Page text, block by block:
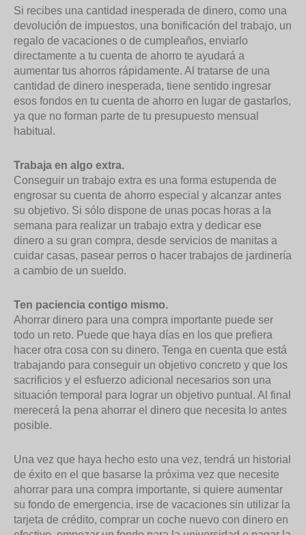
Si recibes una cantidad inesperada de dinero, como una
devolución de impuestos, una bonificación del trabajo, un
regalo de vacaciones o de cumpleaños, enviarlo
directamente a tu cuenta de ahorro te ayudará a
aumentar tus ahorros rápidamente. Al tratarse de una
cantidad de dinero inesperada, tiene sentido ingresar
esos fondos en tu cuenta de ahorro en lugar de gastarlos,
ya que no forman parte de tu presupuesto mensual
habitual.
Trabaja en algo extra.
Conseguir un trabajo extra es una forma estupenda de
engrosar su cuenta de ahorro especial y alcanzar antes
su objetivo. Si sólo dispone de unas pocas horas a la
semana para realizar un trabajo extra y dedicar ese
dinero a su gran compra, desde servicios de manitas a
cuidar casas, pasear perros o hacer trabajos de jardinería
a cambio de un sueldo.
Ten paciencia contigo mismo.
Ahorrar dinero para una compra importante puede ser
todo un reto. Puede que haya días en los que prefiera
hacer otra cosa con su dinero. Tenga en cuenta que está
trabajando para conseguir un objetivo concreto y que los
sacrificios y el esfuerzo adicional necesarios son una
situación temporal para lograr un objetivo puntual. Al final
merecerá la pena ahorrar el dinero que necesita lo antes
posible.
Una vez que haya hecho esto una vez, tendrá un historial
de éxito en el que basarse la próxima vez que necesite
ahorrar para una compra importante, si quiere aumentar
su fondo de emergencia, irse de vacaciones sin utilizar la
tarjeta de crédito, comprar un coche nuevo con dinero en